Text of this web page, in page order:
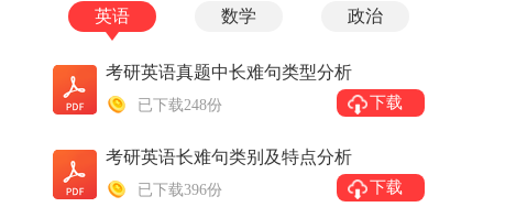
英语 数学 政治
考研英语真题中长难句类型分析
已下载248份 下载
考研英语长难句类别及特点分析
已下载396份 下载